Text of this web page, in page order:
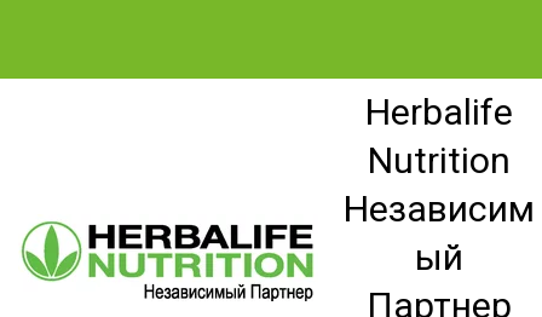
Herbalife
Nutrition
Независим
ый
Партнер